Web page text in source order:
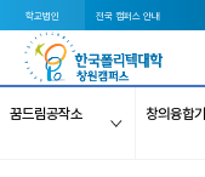
학교법인 전국 캠퍼스 안내
꿈드림공작소